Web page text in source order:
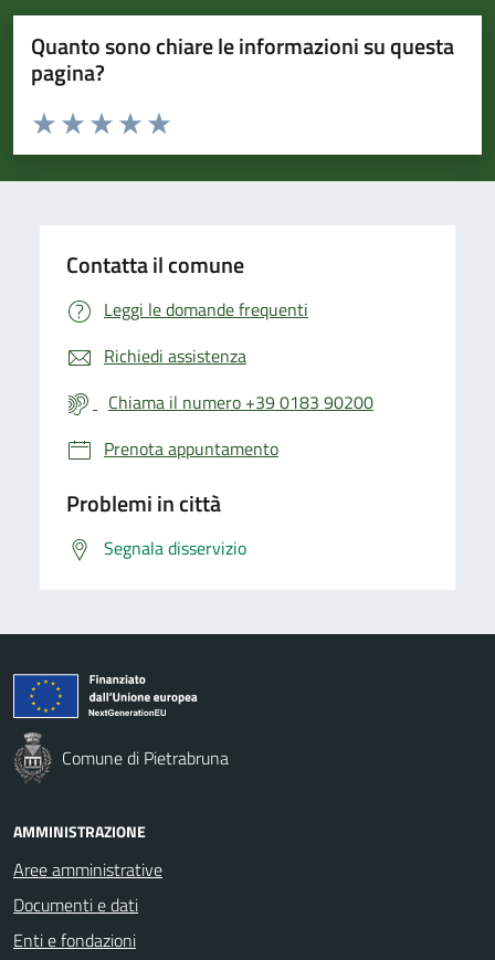
Quanto sono chiare le informazioni su questa
pagina?
Valuta da 1 a 5 stelle la pagina
Valuta 5 stelle su 5
Valuta 4 stelle su 5
Valuta 3 stelle su 5
Valuta 2 stelle su 5
Valuta 1 stelle su 5
Contatta il comune
Leggi le domande frequenti
Richiedi assistenza
Chiama il numero +39 0183 90200
Prenota appuntamento
Problemi in città
Segnala disservizio
Comune di Pietrabruna
AMMINISTRAZIONE
Aree amministrative
Documenti e dati
Enti e fondazioni